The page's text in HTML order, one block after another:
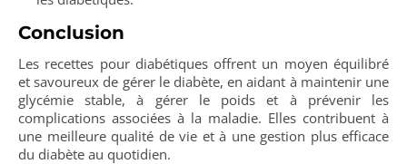
Conclusion
Les recettes pour diabétiques offrent un moyen équilibré
et savoureux de gérer le diabète, en aidant à maintenir une
glycémie stable, à gérer le poids et à prévenir les
complications associées à la maladie. Elles contribuent à
une meilleure qualité de vie et à une gestion plus efficace
du diabète au quotidien.